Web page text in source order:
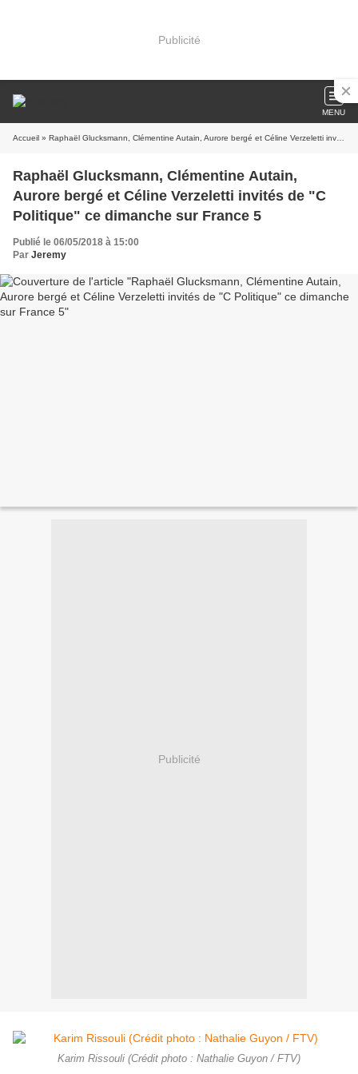
Publicité
MENU
Accueil » Raphaël Glucksmann, Clémentine Autain, Aurore bergé et Céline Verzeletti invités de "C Politique" ce dimanche sur France 5
Raphaël Glucksmann, Clémentine Autain,
Aurore bergé et Céline Verzeletti invités de "C
Politique" ce dimanche sur France 5
Publié le 06/05/2018 à 15:00
Par Jeremy
Publicité
Karim Rissouli (Crédit photo : Nathalie Guyon / FTV)